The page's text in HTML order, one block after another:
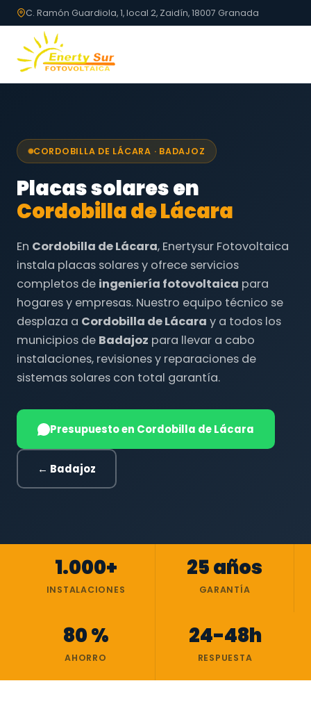
C. Ramón Guardiola, 1, local 2, Zaidín, 18007 Granada
CORDOBILLA DE LÁCARA · BADAJOZ
Placas solares en
Cordobilla de Lácara
En Cordobilla de Lácara, Enertysur Fotovoltaica
instala placas solares y ofrece servicios
completos de ingeniería fotovoltaica para
hogares y empresas. Nuestro equipo técnico se
desplaza a Cordobilla de Lácara y a todos los
municipios de Badajoz para llevar a cabo
instalaciones, revisiones y reparaciones de
sistemas solares con total garantía.
Presupuesto en Cordobilla de Lácara
← Badajoz
1.000+
INSTALACIONES
25 años
GARANTÍA
80 %
AHORRO
24-48h
RESPUESTA